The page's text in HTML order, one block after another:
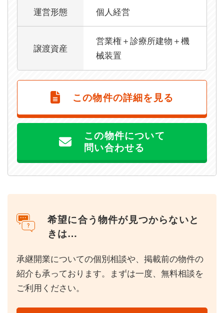
運営形態 個人経営
譲渡資産
営業権＋診療所建物＋機
械装置
この物件の詳細を見る
この物件について
問い合わせる
希望に合う物件が見つからないと
きは…
承継開業についての個別相談や、掲載前の物件の
紹介も承っております。まずは一度、無料相談を
ご利用ください。